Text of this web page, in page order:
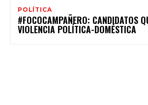
POLÍTICA
#FOCOCAMPAÑERO: CANDIDATOS
VIOLENCIA POLÍTICA-DOMÉSTICA